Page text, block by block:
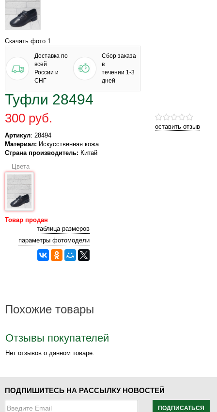
Скачать фото 1
Доставка по
всей
России и
СНГ
Сбор заказа
в
течении 1-3
дней
Туфли 28494
оставить отзыв
300 руб.
Артикул: 28494
Материал: Искусственная кожа
Страна производитель: Китай
Цвета
Товар продан
таблица размеров
параметры фотомодели
Похожие товары
Отзывы покупателей
Нет отзывов о данном товаре.
ПОДПИШИТЕСЬ НА РАССЫЛКУ НОВОСТЕЙ
ПОДПИСАТЬСЯ